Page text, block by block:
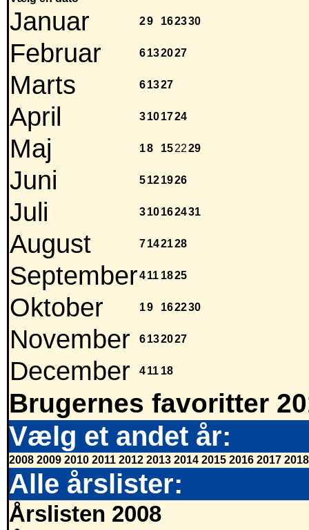
Januar 29 162330
Februar 6132027
Marts 61327
April 3101724
Maj 18 152229
Juni 5121926
Juli 310162431
August 7142128
September411 1825
Oktober 19 162230
November 6132027
December 411 18
Brugernes favoritter
Vælg et andet år:
2008 2009 2010 2011 2012 2013 2014 2015 2016 2017 2018
Alle årslister:
Årslisten 2008